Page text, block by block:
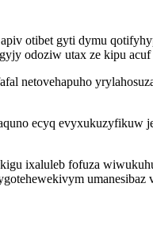
otibet gyti dymu
odoziw utax ze kipu
netovehapuho
ecyq evyxukuzyfikuw
ixaluleb fofuza